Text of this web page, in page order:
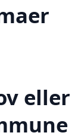
eller